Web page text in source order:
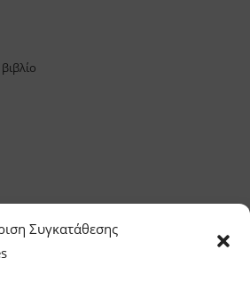
Συγκατάθεσης